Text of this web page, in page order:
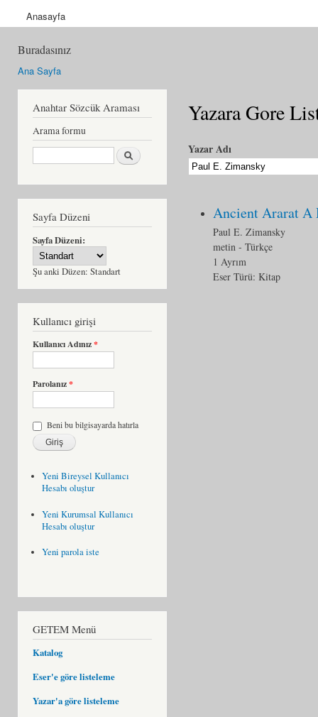
Anasayfa
Buradasınız
Ana Sayfa
Anahtar Sözcük Araması
Arama formu
Ara
Sayfa Düzeni
Sayfa Düzeni:
Şu anki Düzen: Standart
Kullanıcı girişi
Kullanıcı Adınız*
Parolanız*
Beni bu bilgisayarda hatırla
Yeni Bireysel Kullanıcı
Hesabı oluştur
Yeni Kurumsal Kullanıcı
Hesabı oluştur
Yeni parola iste
GETEM Menü
Katalog
Eser'e göre listeleme
Yazar'a göre listeleme
Yazara Gore
Yazar Adı
Ancient Ararat A
Paul E. Zimansky
metin - Türkçe
1 Ayrım
Eser Türü: Kitap